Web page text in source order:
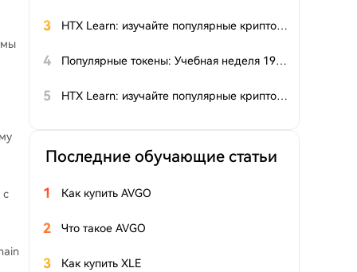
с
3 HTX Learn: изучайте популярные криптовалюты и разделите призовой фонд $20 00 в $HTX
4 Популярные токены: Учебная неделя 19 — RWA и инфраструктура остаются в центре внимания; дневной объём торгов на платформе Pump возвращается к недавним максимумам
5 HTX Learn: изучайте популярные криптовалюты и разделите призовой фонд $20 000 в $HTX
Последние обучающие статьи
1 Как купить AVGO
2 Что такое AVGO
3 Как купить XLE